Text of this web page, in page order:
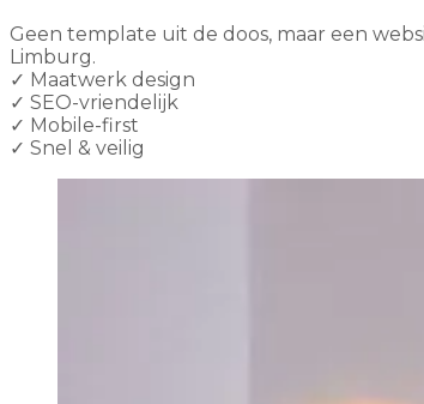
Geen template uit de doos, maar een
Limburg.
✓ Maatwerk design
✓ SEO-vriendelijk
✓ Mobile-first
✓ Snel & veilig